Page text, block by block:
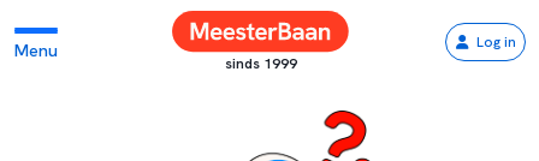
Menu
sinds 1999
Log in